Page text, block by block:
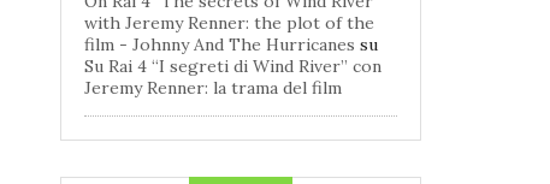
with Jeremy Renner: the plot of the
film - Johnny And The Hurricanes su
Su Rai 4 “I segreti di Wind River” con
Jeremy Renner: la trama del film